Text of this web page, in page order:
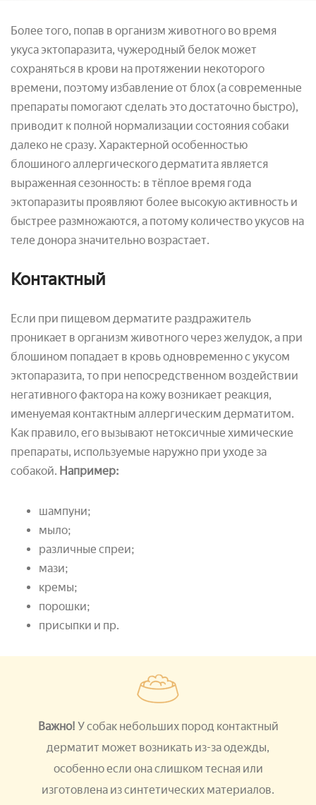
Более того, попав в организм животного во время
укуса эктопаразита, чужеродный белок может
сохраняться в крови на протяжении некоторого
времени, поэтому избавление от блох (а современные
препараты помогают сделать это достаточно быстро),
приводит к полной нормализации состояния собаки
далеко не сразу. Характерной особенностью
блошиного аллергического дерматита является
выраженная сезонность: в тёплое время года
эктопаразиты проявляют более высокую активность и
быстрее размножаются, а потому количество укусов на
теле донора значительно возрастает.
Контактный
Если при пищевом дерматите раздражитель
проникает в организм животного через желудок, а при
блошином попадает в кровь одновременно с укусом
эктопаразита, то при непосредственном воздействии
негативного фактора на кожу возникает реакция,
именуемая контактным аллергическим дерматитом.
Как правило, его вызывают нетоксичные химические
препараты, используемые наружно при уходе за
собакой. Например:
шампуни;
мыло;
различные спреи;
мази;
кремы;
порошки;
присыпки и пр.
Важно! У собак небольших пород контактный
дерматит может возникать из-за одежды,
особенно если она слишком тесная или
изготовлена из синтетических материалов.